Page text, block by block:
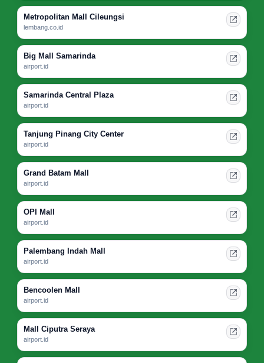
Metropolitan Mall Cileungsi
lembang.co.id
Big Mall Samarinda
airport.id
Samarinda Central Plaza
airport.id
Tanjung Pinang City Center
airport.id
Grand Batam Mall
airport.id
OPI Mall
airport.id
Palembang Indah Mall
airport.id
Bencoolen Mall
airport.id
Mall Ciputra Seraya
airport.id